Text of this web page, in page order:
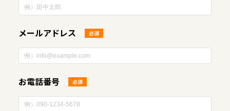
メールアドレス 必須
お電話番号 必須